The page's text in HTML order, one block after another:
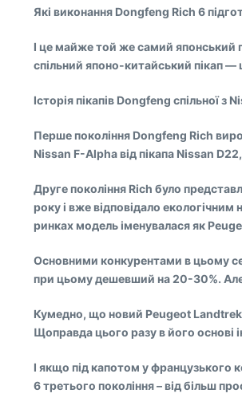
Які виконання Dongfeng Rich 6
І це майже той же самий японський
спільний японо-китайський пікап
Історія пікапів Dongfeng спільної
Перше покоління Dongfeng Rich
Nissan F-Alpha від пікапа Nissan
Друге покоління Rich було
року і вже відповідало
ринках модель іменувалася як
Основними конкурентами в цьому
при цьому дешевший на 20-30%. Але
Кумедно, що новий Peugeot Landtrek,
Щоправда цього разу в його основі
І якщо під капотом у французького
6 третього покоління – від більш